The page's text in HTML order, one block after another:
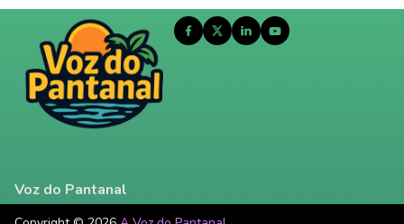
Voz do Pantanal